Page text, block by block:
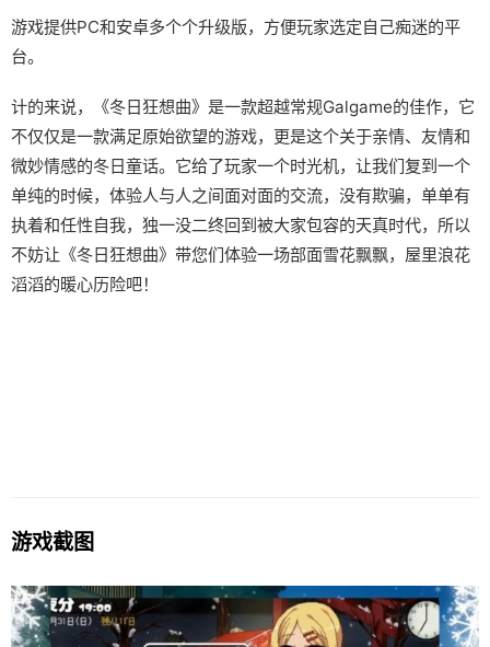
游戏提供PC和安卓多个个升级版，方便玩家选定自己痴迷的平
台。
计的来说，《冬日狂想曲》是一款​​超越常规Galgame的佳作​​，它
不仅仅是一款满足原始欲望的游戏，更是这个关于亲情、友情和
微妙情感的冬日童话。它给了玩家一个时光机，让我们复到一个
单纯的时候，体验人与人之间面对面的交流，没有欺骗，单单有
执着和任性自我，独一没二终回到被大家包容的天真时代，所以
不妨让《冬日狂想曲》带您们体验一场​​部面雪花飘飘，屋里浪花
滔滔​​的暖心历险吧！
游戏截图